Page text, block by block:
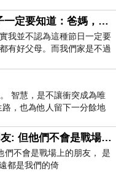
出生即欠債？孩子一定要知道：爸媽，其實我不欠你們
我並不認為這種節日一定要
有好父母。而我們家是不過
式感，生活趨近冷
智慧，是不讓衝突成為唯
，也為他人留下一分餘地
我們在國外留學時會結交一些好朋友: 但他們不會是戰場上的朋友
們不會是戰場上的朋友， 是
都是我們的倚